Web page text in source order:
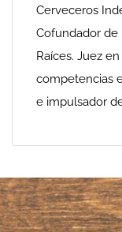
Cerveceros
Cofundador de
Raíces. Juez
competencias
e impulsador